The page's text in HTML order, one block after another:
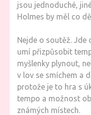
jsou jednoduché,
Holmes by měl co
Nejde o soutěž.
umí přizpůsobit
myšlenky plynout,
v lov se smíchem a
protože je to hra s
tempo a možnost
známých místech.